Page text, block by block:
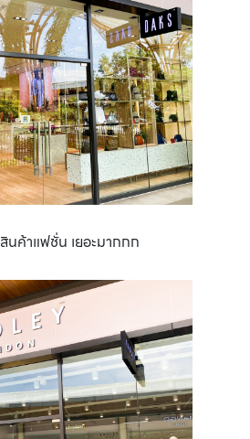
สินค้าแฟชั่น เยอะมากกก